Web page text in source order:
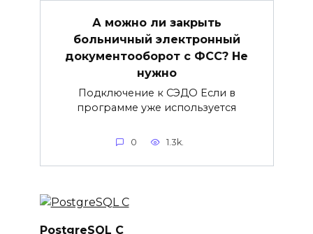
А можно ли закрыть
больничный электронный
документооборот с ФСС? Не
нужно
Подключение к СЭДО Если в
программе уже используется
0 1.3k.
PostgreSQL C